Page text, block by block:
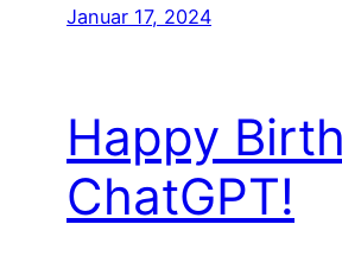
Januar 17, 2024
Happy
ChatGPT!